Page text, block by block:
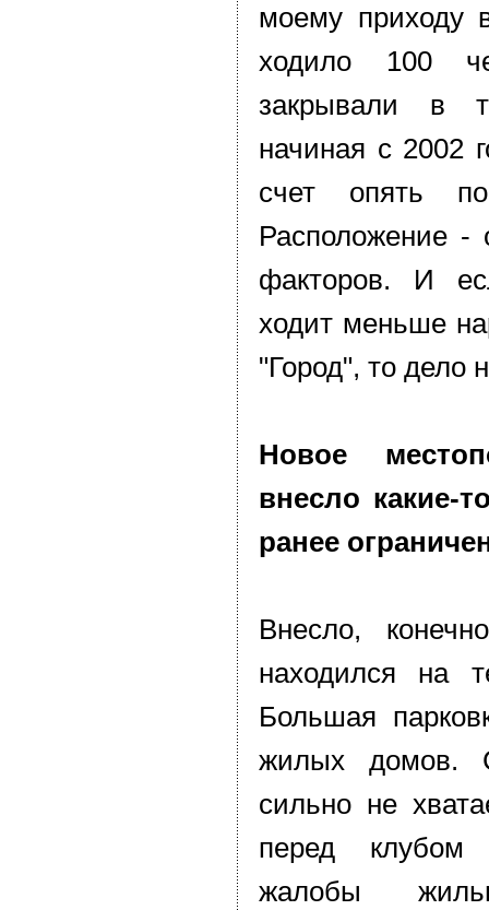
моему приходу
ходило 100
закрывали в
начиная с 2002
счет опять
Расположение -
факторов. И
ходит меньше
"Город", то дело
Новое
внесло какие-
ранее
Внесло,
находился на
Большая
жилых домов.
сильно не
перед
жалобы